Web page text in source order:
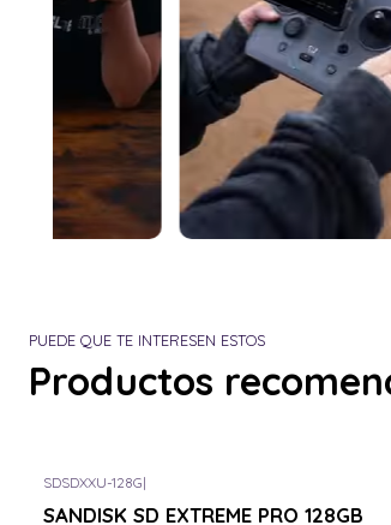
PUEDE QUE TE INTERESEN ESTOS
Productos
SDSDXXU-128G|
SANDISK SD EXTREME PRO 128GB